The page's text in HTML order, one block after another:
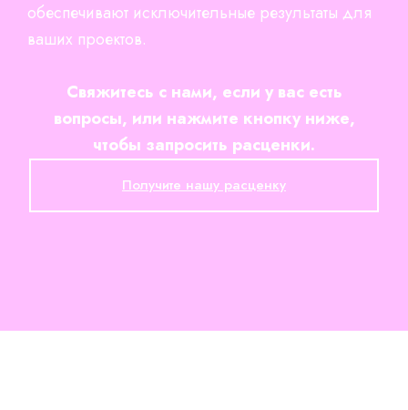
обеспечивают исключительные результаты для
ваших проектов.
Свяжитесь с нами, если у вас есть
вопросы, или нажмите кнопку ниже,
чтобы запросить расценки.
Получите нашу расценку